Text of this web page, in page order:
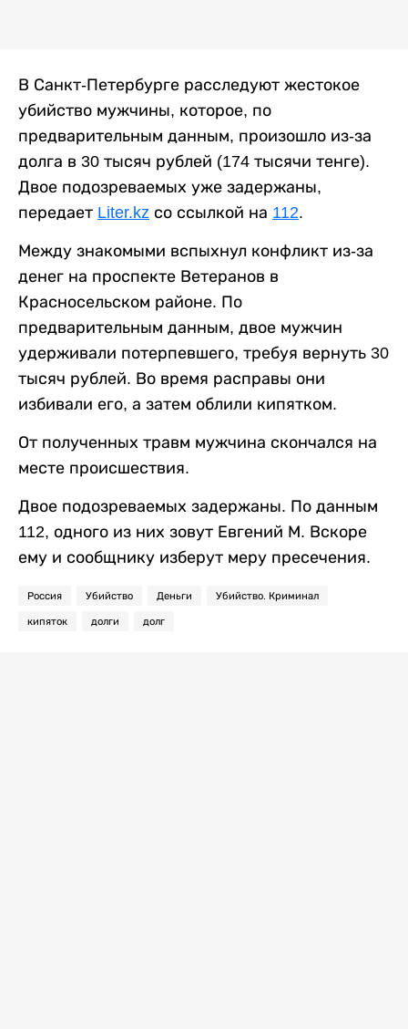
В Санкт-Петербурге расследуют жестокое
убийство мужчины, которое, по
предварительным данным, произошло из-за
долга в 30 тысяч рублей (174 тысячи тенге).
Двое подозреваемых уже задержаны,
передает Liter.kz со ссылкой на 112.
Между знакомыми вспыхнул конфликт из-за
денег на проспекте Ветеранов в
Красносельском районе. По
предварительным данным, двое мужчин
удерживали потерпевшего, требуя вернуть 30
тысяч рублей. Во время расправы они
избивали его, а затем облили кипятком.
От полученных травм мужчина скончался на
месте происшествия.
Двое подозреваемых задержаны. По данным
112, одного из них зовут Евгений М. Вскоре
ему и сообщнику изберут меру пресечения.
Россия Убийство Деньги Убийство. Криминал
кипяток долги долг